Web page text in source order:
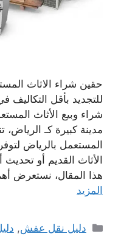
حقين شراء الاثاث
للتجديد بأقل التكاليف
شراء وبيع الأثاث
مدينة كبيرة كـ
المستعمل بالرياض
الأثاث القديم أو
هذا المقال، نستعرض
المزيد
التصنيفات
دليل نقل عفش,